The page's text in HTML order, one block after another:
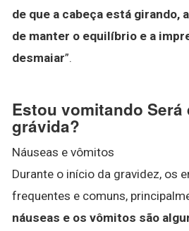
de que a cabeça está girando,
de manter o equilíbrio e a
desmaiar”.
Estou vomitando Será
grávida?
Náuseas e vômitos
Durante o início da gravidez, os
frequentes e comuns,
náuseas e os vômitos são